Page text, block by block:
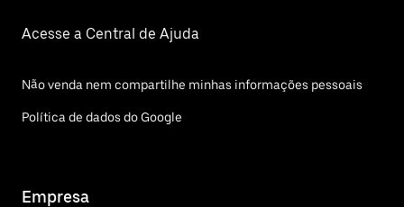
Acesse a Central de Ajuda
Não venda nem compartilhe minhas informações pessoais
Política de dados do Google
Empresa